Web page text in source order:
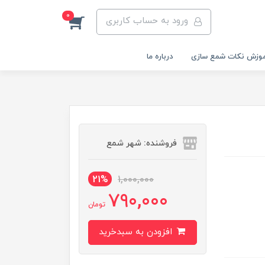
ورود به حساب کاربری 0
نکات شمع سازی درباره ما
فروشنده: شهر شمع
1,000,000
21%
790,000 تومان